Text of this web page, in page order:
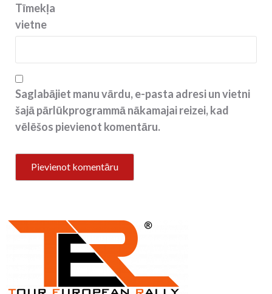
Tīmekļa
vietne
Saglabājiet manu vārdu, e-pasta adresi un vietni
šajā pārlūkprogrammā nākamajai reizei, kad
vēlēšos pievienot komentāru.